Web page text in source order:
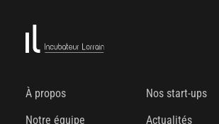
À propos
Notre équipe
Nos start-ups
Actualités